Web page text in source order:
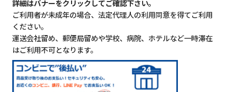
詳細はバナーをクリックしてご確認下さい。
ご利用者が未成年の場合、法定代理人の利用同意を得てご利用
ください。
運送会社留め、郵便局留めや学校、病院、ホテルなど一時滞在
はご利用不可となります。